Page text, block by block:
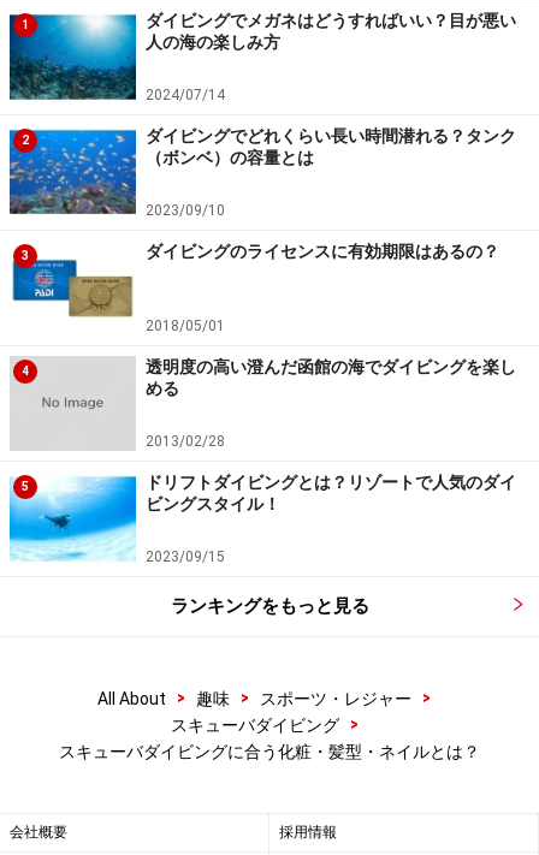
けまつげだと、水に濡れるとはがれてしまいやすいの
で、まつげエクステがおすすめ。長すぎると、まつげが
マスクに当たってしまったり、視界を遮ってしまったり
する可能性もあるので、11～12ミリより短くしておくよ
うにしましょう。
目元をぱっちりさせれば、水中での写真映りもばっちり！
あとは、ウォータープルーフのアイブロウで眉を描き、
UV効果のあるリップクリームをつける程度で準備は
OK。何もしない「すっぴん」の状態に比べれば段違いの
効果で、水中での写真映りもばっちり！安心してダイビ
なお、せっかくここまで準備しても、マスクのストラッ
プをきつく締めすぎると、目がつりあがったり、マスク
の跡が顔にばっちりついてしまい、化粧うんぬん以前の
話になってしまいますので、マスクの正しいつけ方（参
“おばけ”にならないよう、髪はまとめてお
髪の毛が長いと、水中で海藻のようにユラユラと漂い、
1
ダイビングでメガネはどうすればいい？目が悪い
人の海の楽しみ方
2024/07/14
2
ダイビングでどれくらい長い時間潜れる？タンク
（ボンベ）の容量とは
2023/09/10
3 ダイビングのライセンスに有効期限はあるの？
2018/05/01
4
透明度の高い澄んだ函館の海でダイビングを楽し
める
2013/02/28
5
ドリフトダイビングとは？リゾートで人気のダイ
ビングスタイル！
2023/09/15
ランキングをもっと見る
All About > 趣味 > スポーツ・レジャー
>
スキューバダイビング
>
スキューバダイビングに合う化粧・髪型・ネイルとは？
会社概要 採用情報